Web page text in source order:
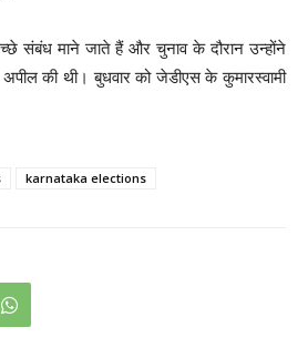
संबंध माने जाते हैं और चुनाव के दौरान उन्होंने
की थी। बुधवार को जेडीएस के कुमारस्वामी
karnataka elections